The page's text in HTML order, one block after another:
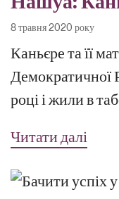
8 травня 2020 року
Каньєре та її
Демократичної
році і жили в
Читати далі